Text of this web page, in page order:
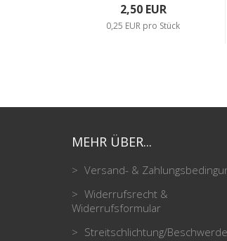
2,50 EUR
0,25 EUR pro Stück
MEHR ÜBER...
Versand- &
Widerrufsrecht &
Widerrufsformular
Streitschlichtung/